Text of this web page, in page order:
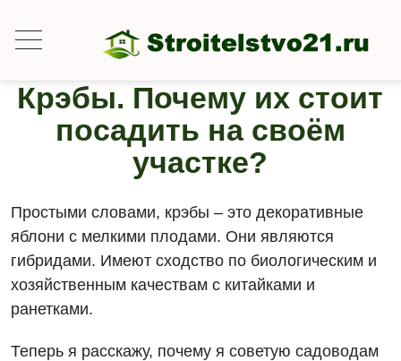
Крэбы. Почему их стоит
посадить на своём
участке?
Простыми словами, крэбы – это декоративные
яблони с мелкими плодами. Они являются
гибридами. Имеют сходство по биологическим и
хозяйственным качествам с китайками и
ранетками.
Теперь я расскажу, почему я советую садоводам